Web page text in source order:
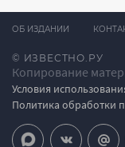
© ИЗВЕСТНО.РУ
Копирование
Условия
Политика обработки
ОБ ИЗДАНИИ